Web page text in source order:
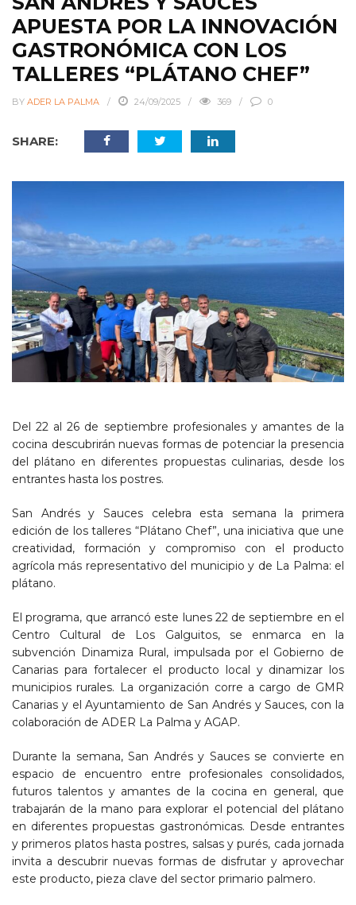
APUESTA POR LA INNOVACIÓN
GASTRONÓMICA CON LOS
TALLERES “PLÁTANO CHEF”
BY ADER LA PALMA 24/09/2025 369 0
SHARE:
Del 22 al 26 de septiembre profesionales y amantes de la
cocina descubrirán nuevas formas de potenciar la presencia
del plátano en diferentes propuestas culinarias, desde los
entrantes hasta los postres.
San Andrés y Sauces celebra esta semana la primera
edición de los talleres “Plátano Chef”, una iniciativa que une
creatividad, formación y compromiso con el producto
agrícola más representativo del municipio y de La Palma: el
plátano.
El programa, que arrancó este lunes 22 de septiembre en el
Centro Cultural de Los Galguitos, se enmarca en la
subvención Dinamiza Rural, impulsada por el Gobierno de
Canarias para fortalecer el producto local y dinamizar los
municipios rurales. La organización corre a cargo de GMR
Canarias y el Ayuntamiento de San Andrés y Sauces, con la
colaboración de ADER La Palma y AGAP.
Durante la semana, San Andrés y Sauces se convierte en
espacio de encuentro entre profesionales consolidados,
futuros talentos y amantes de la cocina en general, que
trabajarán de la mano para explorar el potencial del plátano
en diferentes propuestas gastronómicas. Desde entrantes
y primeros platos hasta postres, salsas y purés, cada jornada
invita a descubrir nuevas formas de disfrutar y aprovechar
este producto, pieza clave del sector primario palmero.